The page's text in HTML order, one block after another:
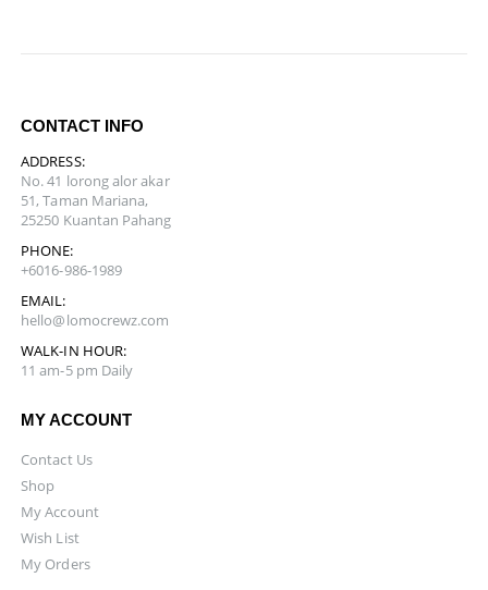
CONTACT INFO
ADDRESS:
No. 41 lorong alor akar
51, Taman Mariana,
25250 Kuantan Pahang
PHONE:
+6016-986-1989
EMAIL:
hello@lomocrewz.com
WALK-IN HOUR:
11 am-5 pm Daily
MY ACCOUNT
Contact Us
Shop
My Account
Wish List
My Orders